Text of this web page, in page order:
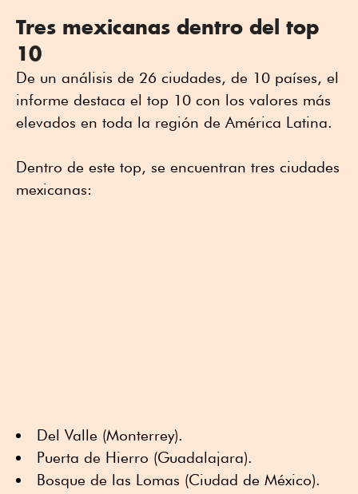
Tres mexicanas dentro del top
10
De un análisis de 26 ciudades, de 10 países, el
informe destaca el top 10 con los valores más
elevados en toda la región de América Latina.
Dentro de este top, se encuentran tres ciudades
mexicanas:
Del Valle (Monterrey).
Puerta de Hierro (Guadalajara).
Bosque de las Lomas (Ciudad de México).